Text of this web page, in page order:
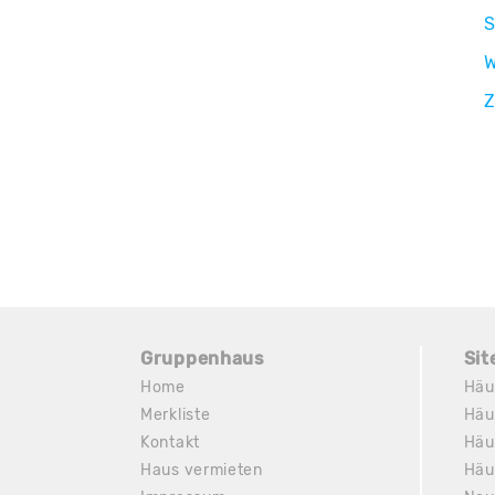
Gruppenhaus
Home
Merkliste
Kontakt
Haus vermieten